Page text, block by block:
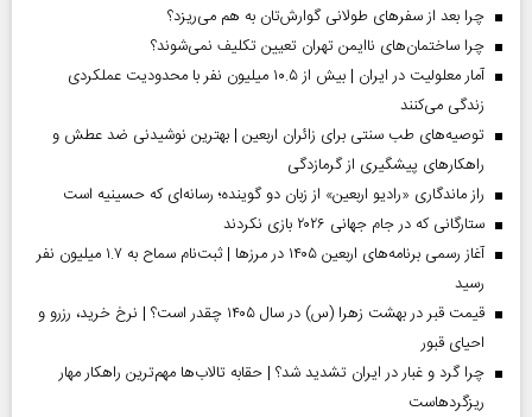
چرا بعد از سفرهای طولانی گوارش‌تان به هم می‌ریزد؟
چرا ساختمان‌های ناایمن تهران تعیین تکلیف نمی‌شوند؟
آمار معلولیت در ایران | بیش از ۱۰.۵ میلیون نفر با محدودیت عملکردی
زندگی می‌کنند
توصیه‌های طب سنتی برای زائران اربعین | بهترین نوشیدنی ضد عطش و
راهکارهای پیشگیری از گرمازدگی
راز ماندگاری «رادیو اربعین» از زبان دو گوینده؛ رسانه‌ای که حسینیه است
ستارگانی که در جام جهانی ۲۰۲۶ بازی نکردند
آغاز رسمی برنامه‌های اربعین ۱۴۰۵ در مرز‌ها | ثبت‌نام سماح به ۱.۷ میلیون نفر
رسید
قیمت قبر در بهشت زهرا (س) در سال ۱۴۰۵ چقدر است؟ | نرخ خرید، رزرو و
احیای قبور
چرا گرد و غبار در ایران تشدید شد؟ | حقابه تالاب‌ها مهم‌ترین راهکار مهار
ریزگردهاست